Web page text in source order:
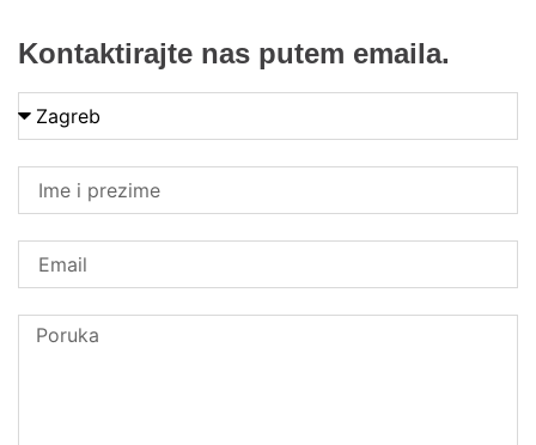
Kontaktirajte nas putem emaila.